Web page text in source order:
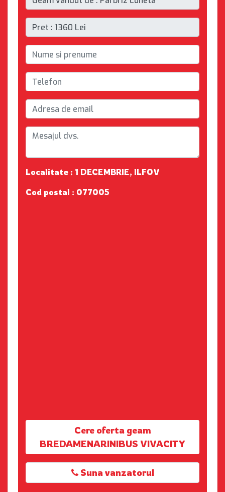
Localitate : 1 DECEMBRIE, ILFOV
Cod postal : 077005
Cere oferta geam
BREDAMENARINIBUS VIVACITY
Suna vanzatorul